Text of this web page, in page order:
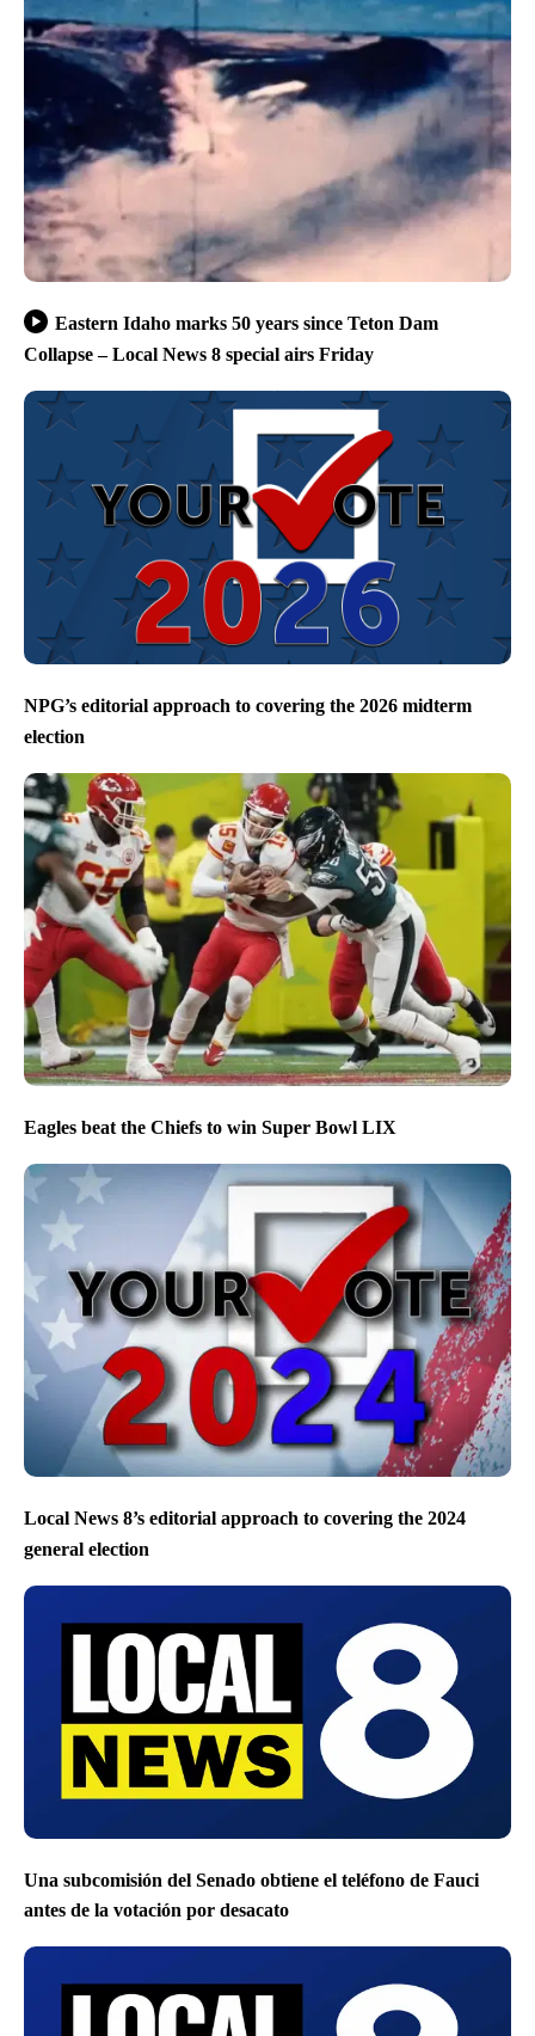
Eastern Idaho marks 50 years since Teton Dam
Collapse – Local News 8 special airs Friday
NPG’s editorial approach to covering the 2026 midterm
election
Eagles beat the Chiefs to win Super Bowl LIX
Local News 8’s editorial approach to covering the 2024
general election
Una subcomisión del Senado obtiene el teléfono de Fauci
antes de la votación por desacato